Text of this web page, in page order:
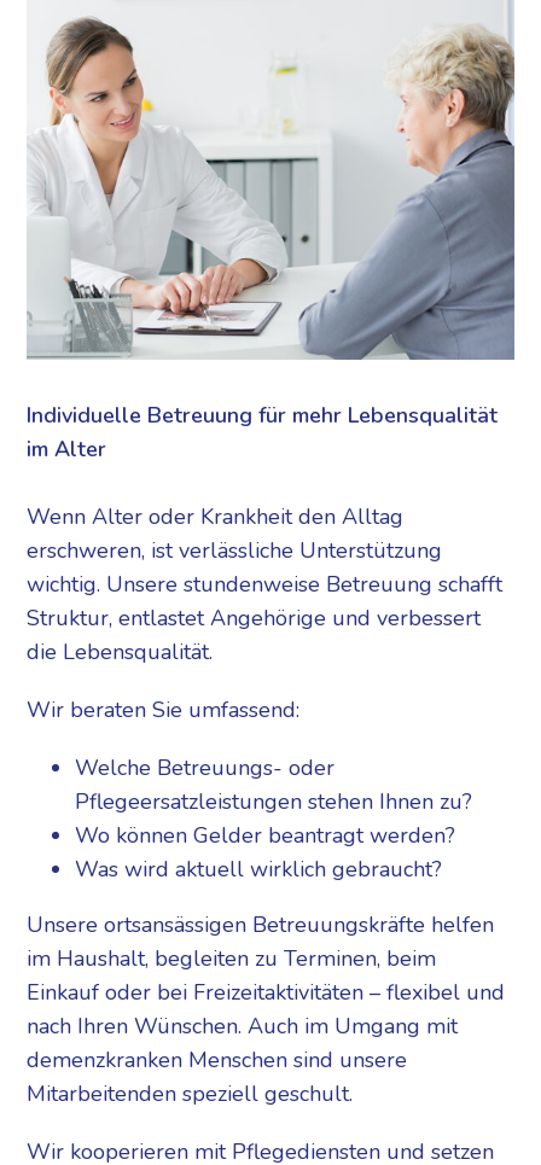
Individuelle Betreuung für mehr Lebensqualität
im Alter
Wenn Alter oder Krankheit den Alltag
erschweren, ist verlässliche Unterstützung
wichtig. Unsere stundenweise Betreuung schafft
Struktur, entlastet Angehörige und verbessert
die Lebensqualität.
Wir beraten Sie umfassend:
Welche Betreuungs- oder
Pflegeersatzleistungen stehen Ihnen zu?
Wo können Gelder beantragt werden?
Was wird aktuell wirklich gebraucht?
Unsere ortsansässigen Betreuungskräfte helfen
im Haushalt, begleiten zu Terminen, beim
Einkauf oder bei Freizeitaktivitäten – flexibel und
nach Ihren Wünschen. Auch im Umgang mit
demenzkranken Menschen sind unsere
Mitarbeitenden speziell geschult.
Wir kooperieren mit Pflegediensten und setzen